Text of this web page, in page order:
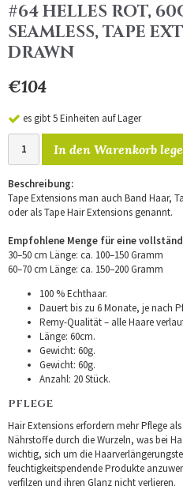
#64 HELLES ROT,
SEAMLESS, TAPE
DRAWN
€104
es gibt 5 Einheiten auf Lager
In den Warenkorb
Beschreibung:
Tape Extensions man auch Band Haar,
oder als Tape Hair Extensions genannt.
Empfohlene Menge für eine
30–50 cm Länge: ca. 100–150 Gramm
60–70 cm Länge: ca. 150–200 Gramm
100 % Echthaar.
Dauert bis zu 6 Monate, je nach
Remy-Qualität – alle Haare
Länge: 60cm.
Gewicht: 60g.
Gewicht: 60g.
Anzahl: 20 Stück.
PFLEGE
Hair Extensions erfordern mehr Pflege
Nährstoffe durch die Wurzeln, was bei
wichtig, sich um die
feuchtigkeitspendende Produkte
verfilzen und ihren Glanz nicht verlieren.